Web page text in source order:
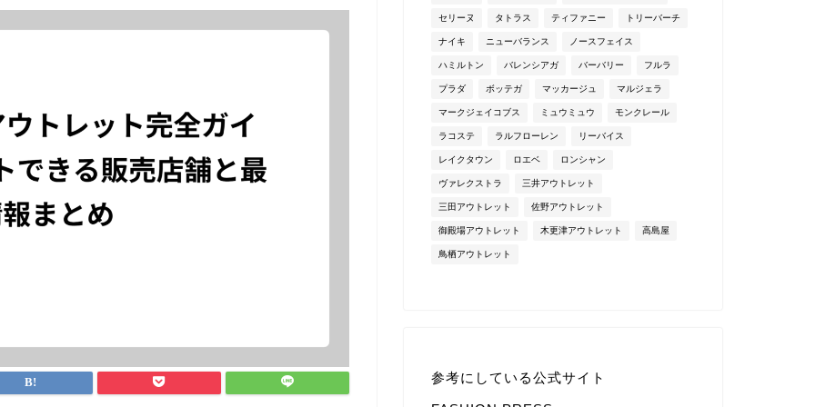
セリーヌ タトラス ティファニー トリーバーチ
ナイキ ニューバランス ノースフェイス
ハミルトン バレンシアガ バーバリー フルラ
プラダ ボッテガ マッカージュ マルジェラ
マークジェイコブス ミュウミュウ モンクレール
ラコステ ラルフローレン リーバイス
レイクタウン ロエベ ロンシャン
ヴァレクストラ 三井アウトレット
三田アウトレット 佐野アウトレット
御殿場アウトレット 木更津アウトレット 高島屋
鳥栖アウトレット
参考にしている公式サイト